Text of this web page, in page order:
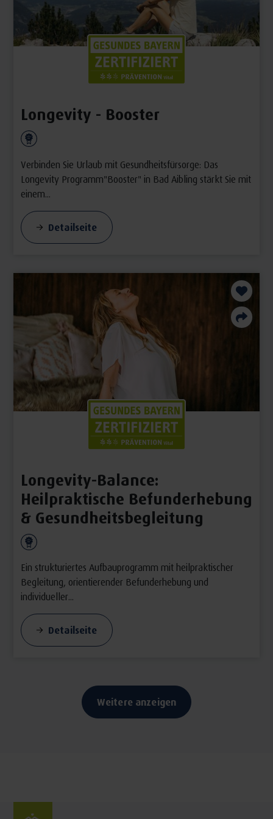
Longevity - Booster
Verbinden Sie Urlaub mit Gesundheitsfürsorge: Das
Longevity Programm"Booster" in Bad Aibling stärkt Sie mit
einem...
Detailseite
Longevity-Balance:
Heilpraktische Befunderhebung
& Gesundheitsbegleitung
Ein strukturiertes Aufbauprogramm mit heilpraktischer
Begleitung, orientierender Befunderhebung und
individueller...
Detailseite
Weitere anzeigen